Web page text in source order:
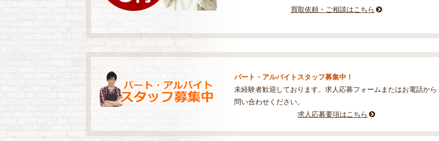
買取依頼・ご相談はこちら
パート・アルバイトスタッフ募集中！
未経験者歓迎しております。求人応募フォームまたはお電話から
問い合わせください。
求人応募要項はこちら